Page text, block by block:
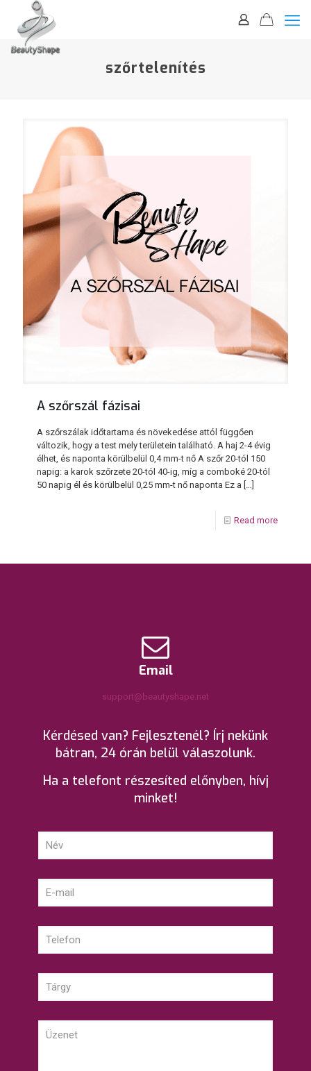
szőrtelenítés
A szőrszál fázisai
A szőrszálak időtartama és növekedése attól függően
változik, hogy a test mely területein található. A haj 2-4 évig
élhet, és naponta körülbelül 0,4 mm-t nő A szőr 20-tól 150
napig: a karok szőrzete 20-tól 40-ig, míg a comboké 20-tól
50 napig él és körülbelül 0,25 mm-t nő naponta Ez a […]
Read more
Email
support@beautyshape.net
Kérdésed van? Fejlesztenél? Írj nekünk
bátran, 24 órán belül válaszolunk.
Ha a telefont részesíted előnyben, hívj
minket!